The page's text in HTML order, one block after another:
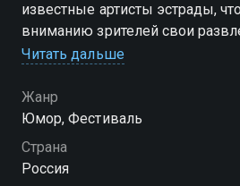
известные артисты эстрады,
вниманию зрителей свои
Это телешоу - парад весёлых
Читать дальше
Жанр
Юмор, Фестиваль
Страна
Россия